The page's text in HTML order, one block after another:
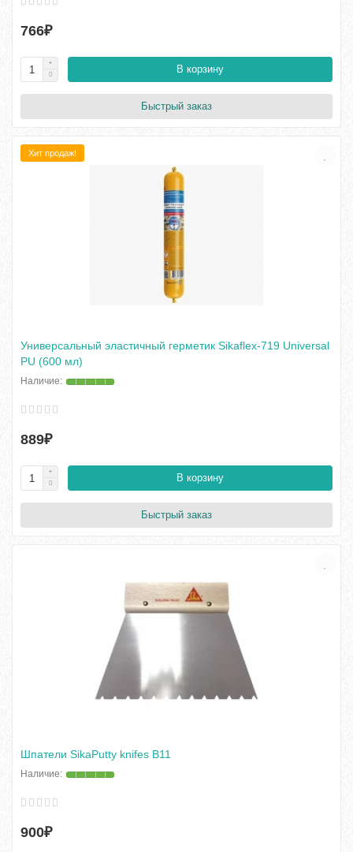
766₽
В корзину
Быстрый заказ
Хит продаж!
Универсальный эластичный герметик Sikaflex-719 Universal
PU (600 мл)
889₽
В корзину
Быстрый заказ
Шпатели SikaPutty knifes B11
900₽